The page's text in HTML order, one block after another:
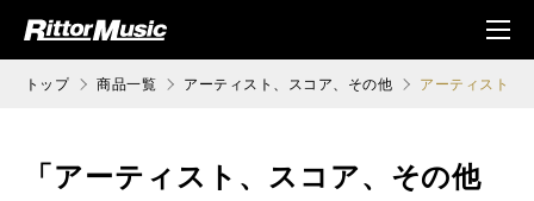
ジック (Rittor Musi
メニ
ュ
トップ 商品一覧 アーティスト、スコア、その他 アーティスト、
「アーティスト、スコア、その他